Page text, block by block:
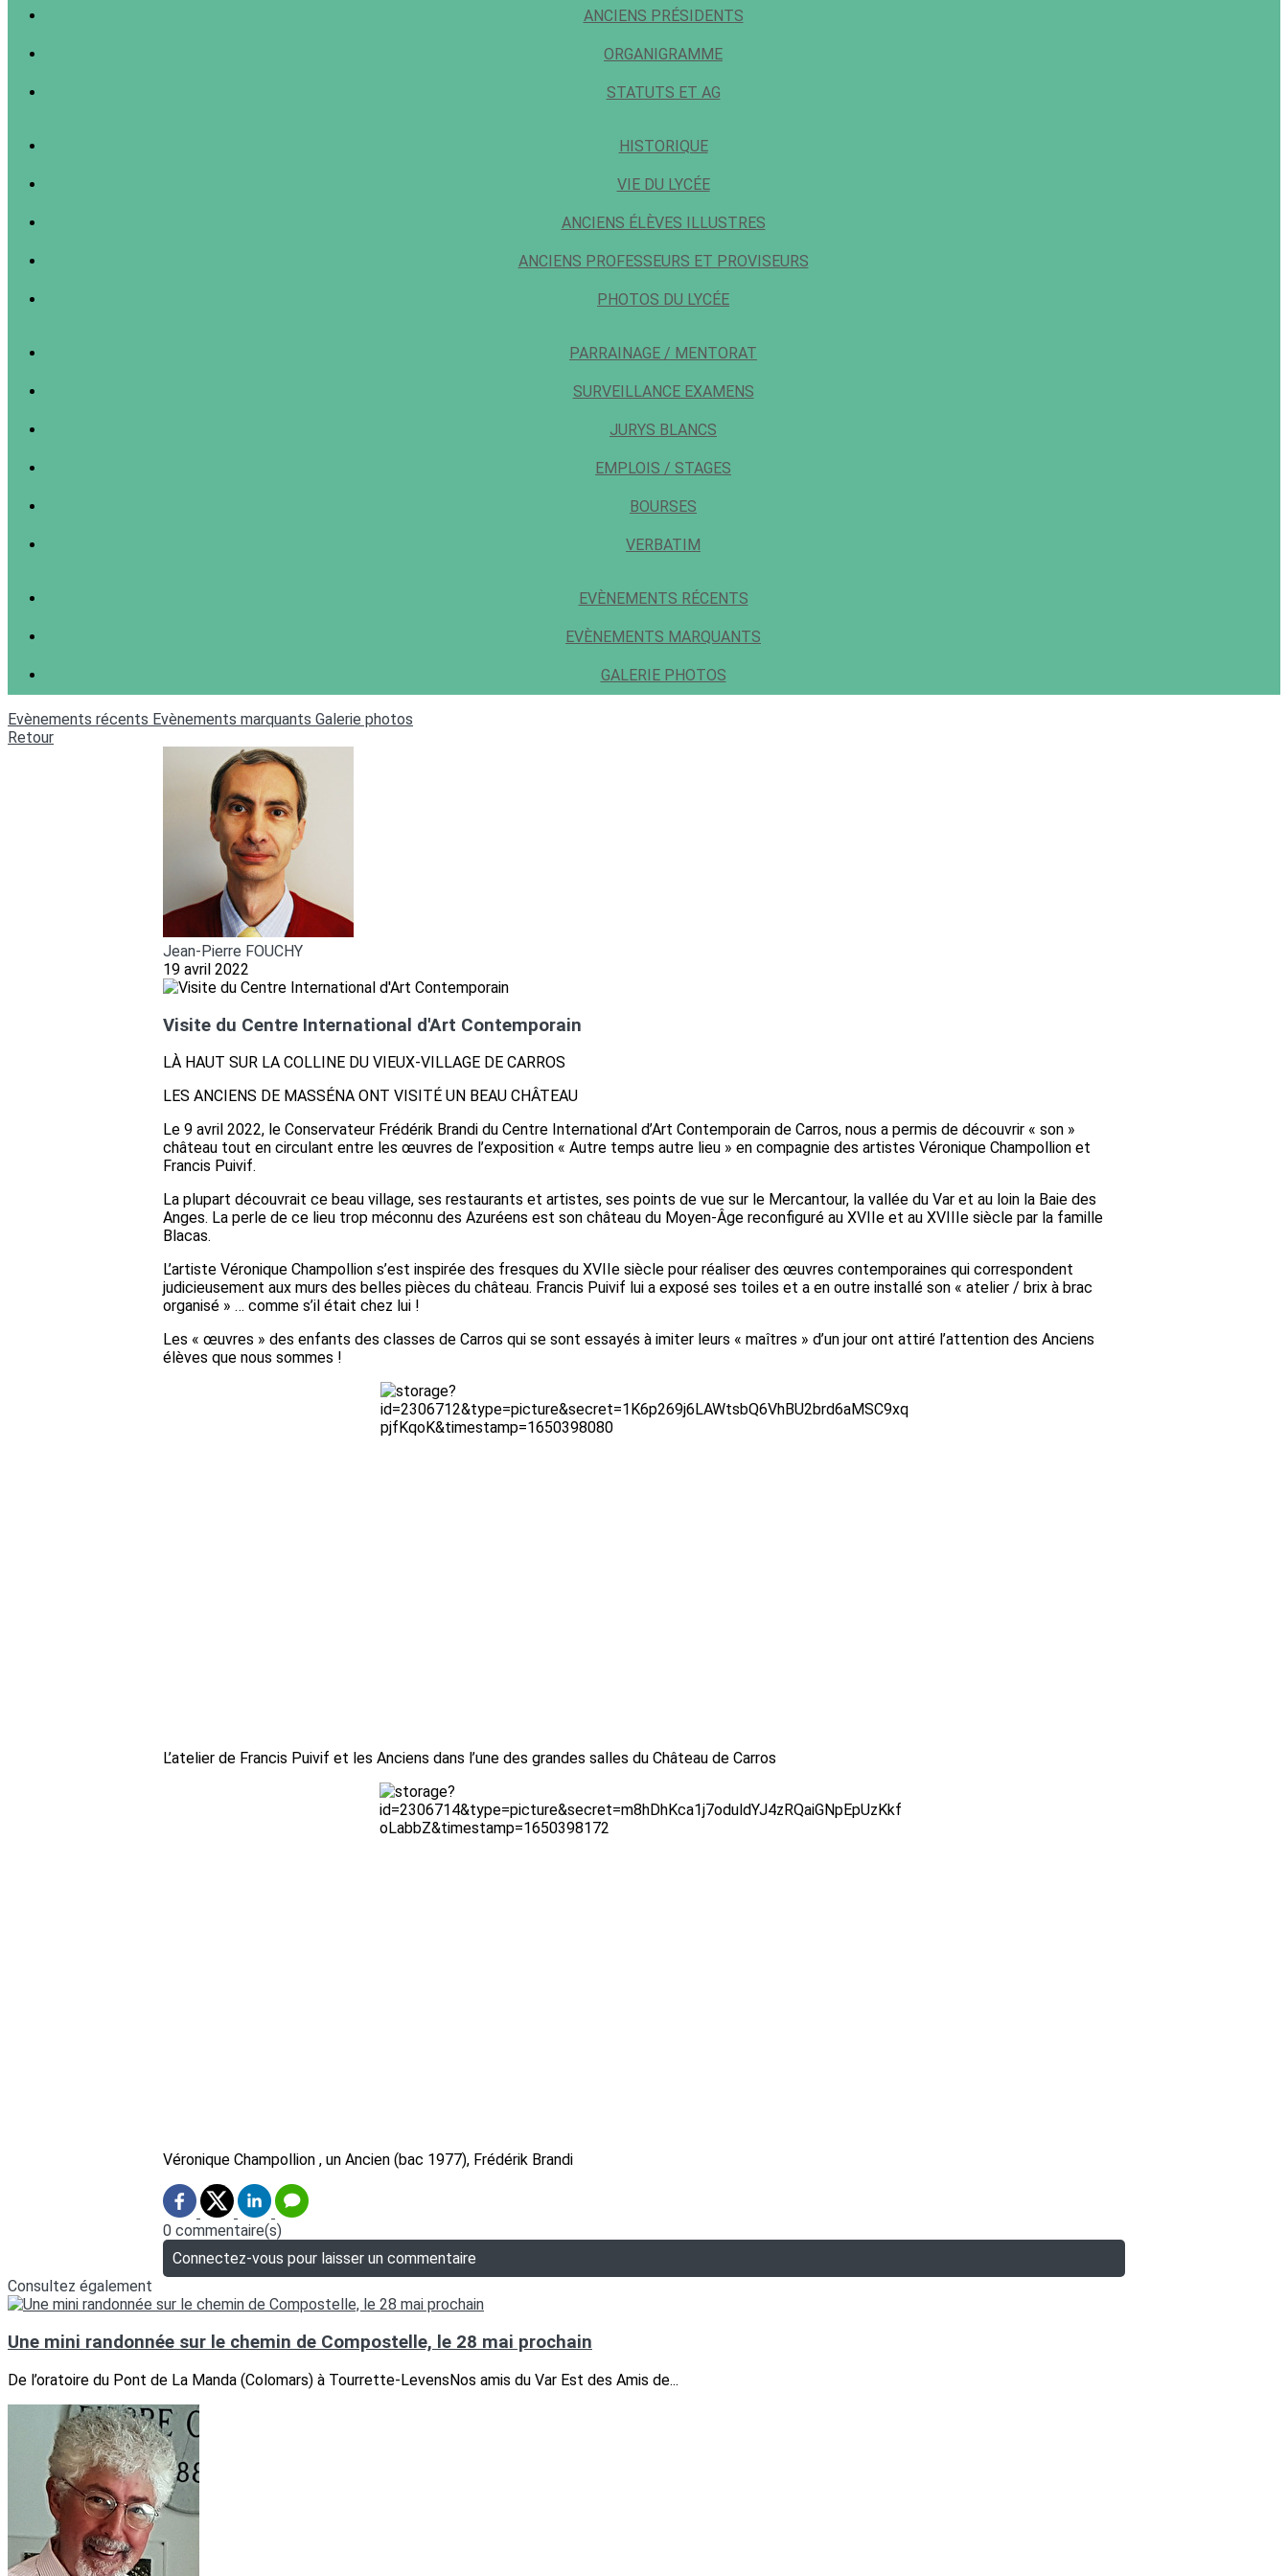
ANCIENS PRÉSIDENTS
ORGANIGRAMME
STATUTS ET AG
HISTORIQUE
VIE DU LYCÉE
ANCIENS ÉLÈVES ILLUSTRES
ANCIENS PROFESSEURS ET PROVISEURS
PHOTOS DU LYCÉE
PARRAINAGE / MENTORAT
SURVEILLANCE EXAMENS
JURYS BLANCS
EMPLOIS / STAGES
BOURSES
VERBATIM
EVÈNEMENTS RÉCENTS
EVÈNEMENTS MARQUANTS
GALERIE PHOTOS
Evènements récents Evènements marquants Galerie photos
Retour
Jean-Pierre FOUCHY
19 avril 2022
Visite du Centre International d'Art Contemporain
LÀ HAUT SUR LA COLLINE DU VIEUX-VILLAGE DE CARROS
LES ANCIENS DE MASSÉNA ONT VISITÉ UN BEAU CHÂTEAU
Le 9 avril 2022, le Conservateur Frédérik Brandi du Centre International d’Art Contemporain de Carros, nous a permis de découvrir « son »
château tout en circulant entre les œuvres de l’exposition « Autre temps autre lieu » en compagnie des artistes Véronique Champollion et
Francis Puivif.
La plupart découvrait ce beau village, ses restaurants et artistes, ses points de vue sur le Mercantour, la vallée du Var et au loin la Baie des
Anges. La perle de ce lieu trop méconnu des Azuréens est son château du Moyen-Âge reconfiguré au XVIIe et au XVIIIe siècle par la famille
Blacas.
L’artiste Véronique Champollion s’est inspirée des fresques du XVIIe siècle pour réaliser des œuvres contemporaines qui correspondent
judicieusement aux murs des belles pièces du château. Francis Puivif lui a exposé ses toiles et a en outre installé son « atelier / brix à brac
organisé » … comme s’il était chez lui !
Les « œuvres » des enfants des classes de Carros qui se sont essayés à imiter leurs « maîtres » d’un jour ont attiré l’attention des Anciens
élèves que nous sommes !
L’atelier de Francis Puivif et les Anciens dans l’une des grandes salles du Château de Carros
Véronique Champollion , un Ancien (bac 1977), Frédérik Brandi
0 commentaire(s)
Connectez-vous pour laisser un commentaire
Consultez également
Une mini randonnée sur le chemin de Compostelle, le 28 mai prochain
De l’oratoire du Pont de La Manda (Colomars) à Tourrette-LevensNos amis du Var Est des Amis de...